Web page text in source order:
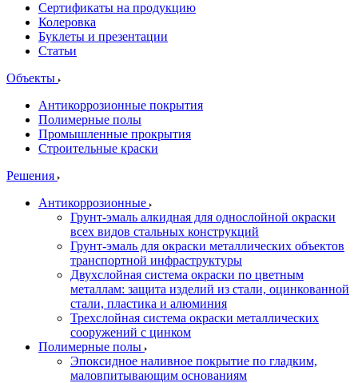
Сертификаты на продукцию
Колеровка
Буклеты и презентации
Статьи
Объекты
Антикоррозионные покрытия
Полимерные полы
Промышленные прокрытия
Строительные краски
Решения
Антикоррозионные
Грунт-эмаль алкидная для однослойной окраски
всех видов стальных конструкций
Грунт-эмаль для окраски металлических объектов
транспортной инфраструктуры
Двухслойная система окраски по цветным
металлам: защита изделий из стали, оцинкованной
стали, пластика и алюминия
Трехслойная система окраски металлических
сооружений с цинком
Полимерные полы
Эпоксидное наливное покрытие по гладким,
маловпитывающим основаниям